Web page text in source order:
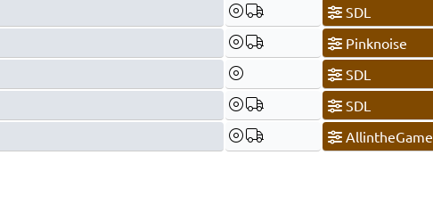
SDL
Pinknoise
SDL
SDL
AllintheGame